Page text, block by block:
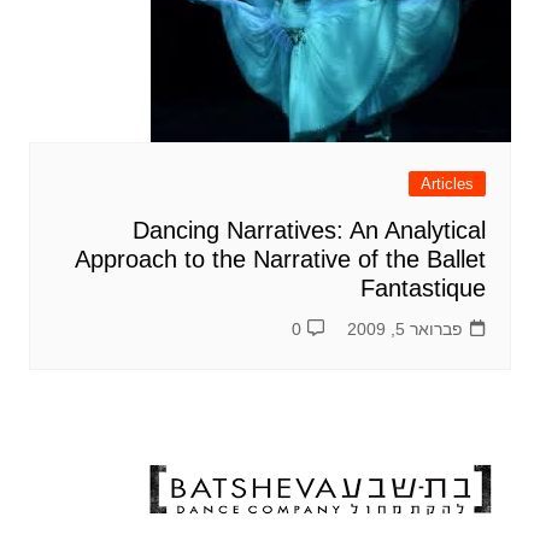
Articles
Dancing Narratives: An Analytical
Approach to the Narrative of the Ballet
Fantastique
פברואר 5, 2009 0